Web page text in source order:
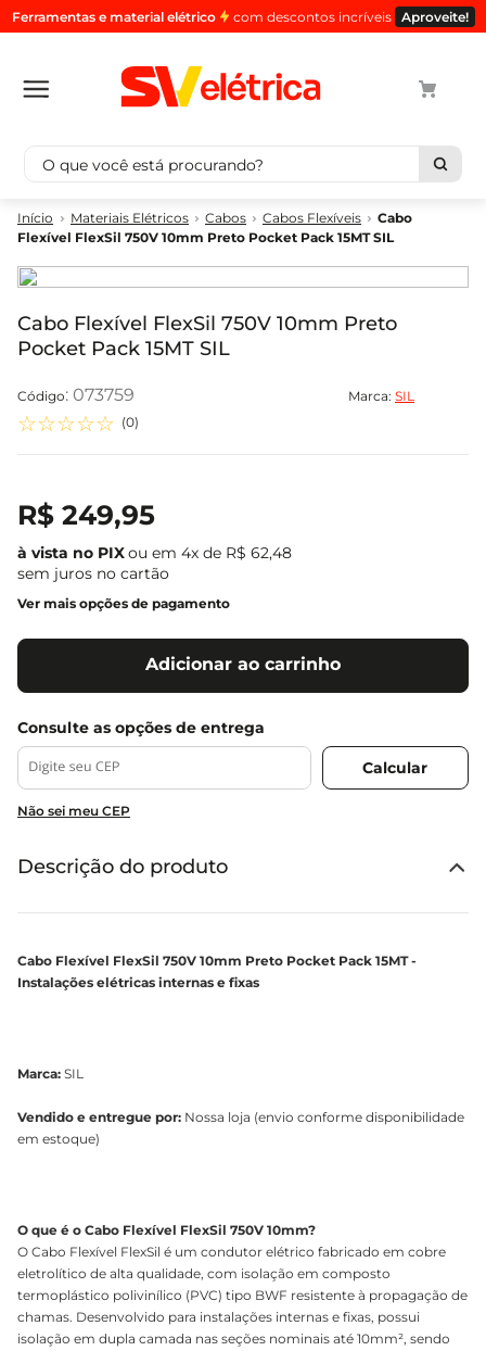
Ferramentas e material elétrico com descontos incríveis Aproveite!
O que você está procurando?
Materiais Elétricos Cabos Cabos Flexíveis
Cabo
Flexível FlexSil 750V 10mm Preto Pocket Pack 15MT SIL
Cabo Flexível FlexSil 750V 10mm Preto
Pocket Pack 15MT SIL
: 073759 Marca: SIL
☆☆☆☆☆ (0)
R$ 249,95
ou em 4x de R$ 62,48
sem juros no cartão
Ver mais opções de pagamento
Adicionar ao carrinho
Não sei meu CEP
Descrição do produto
Cabo Flexível FlexSil 750V 10mm Preto Pocket Pack 15MT -
Instalações elétricas internas e fixas
Marca: SIL
Vendido e entregue por: Nossa loja (envio conforme disponibilidade
em estoque)
O que é o Cabo Flexível FlexSil 750V 10mm?
O Cabo Flexível FlexSil é um condutor elétrico fabricado em cobre
eletrolítico de alta qualidade, com isolação em composto
termoplástico polivinílico (PVC) tipo BWF resistente à propagação de
chamas. Desenvolvido para instalações internas e fixas, possui
isolação em dupla camada nas seções nominais até 10mm², sendo
Termos mais buscados
2º
luminaria
3º
tomada
4º
cabo pp
4